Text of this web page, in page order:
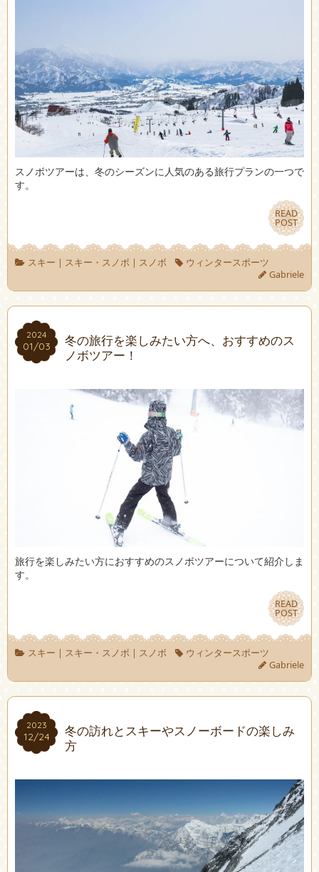
スノボツアーは、冬のシーズンに人気のある旅行プランの一つで
す。
READ
POST
READ
POST
スキー | スキー・スノボ | スノボ
ウィンタースポーツ
Gabriele
2024
01/03
2024
01/03
冬の旅行を楽しみたい方へ、おすすめのス
ノボツアー！
旅行を楽しみたい方におすすめのスノボツアーについて紹介しま
す。
READ
POST
READ
POST
スキー | スキー・スノボ | スノボ
ウィンタースポーツ
Gabriele
2023
12/24
2023
12/24
冬の訪れとスキーやスノーボードの楽しみ
方